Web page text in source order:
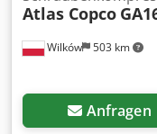
Wilków 503 km
Atlas Copco
Anfragen